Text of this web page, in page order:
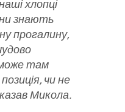
хлопці
знають
прогалину,
там
чи не
Микола.